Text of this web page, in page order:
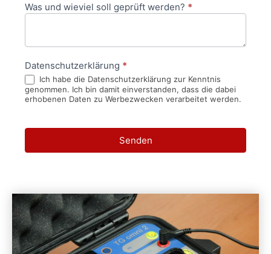
Was und wieviel soll geprüft werden? *
Datenschutzerklärung *
Ich habe die Datenschutzerklärung zur Kenntnis
genommen. Ich bin damit einverstanden, dass die dabei
erhobenen Daten zu Werbezwecken verarbeitet werden.
Senden